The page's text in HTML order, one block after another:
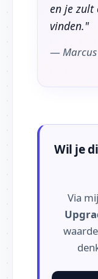
en je zult
vinden."
—
Wil je
Via